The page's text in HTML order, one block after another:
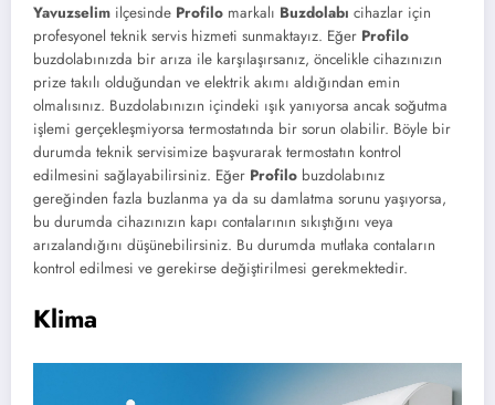
Yavuzselim ilçesinde Profilo markalı Buzdolabı cihazlar için
profesyonel teknik servis hizmeti sunmaktayız. Eğer Profilo
buzdolabınızda bir arıza ile karşılaşırsanız, öncelikle cihazınızın
prize takılı olduğundan ve elektrik akımı aldığından emin
olmalısınız. Buzdolabınızın içindeki ışık yanıyorsa ancak soğutma
işlemi gerçekleşmiyorsa termostatında bir sorun olabilir. Böyle bir
durumda teknik servisimize başvurarak termostatın kontrol
edilmesini sağlayabilirsiniz. Eğer Profilo buzdolabınız
gereğinden fazla buzlanma ya da su damlatma sorunu yaşıyorsa,
bu durumda cihazınızın kapı contalarının sıkıştığını veya
arızalandığını düşünebilirsiniz. Bu durumda mutlaka contaların
kontrol edilmesi ve gerekirse değiştirilmesi gerekmektedir.
Klima